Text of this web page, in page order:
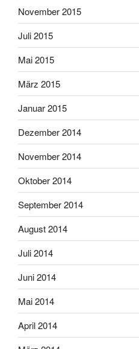
November 2015
Juli 2015
Mai 2015
März 2015
Januar 2015
Dezember 2014
November 2014
Oktober 2014
September 2014
August 2014
Juli 2014
Juni 2014
Mai 2014
April 2014